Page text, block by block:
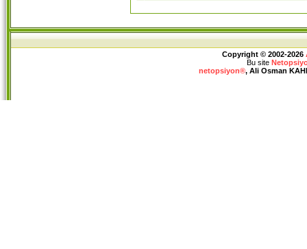
Copyright © 2002-2026
Bu site
netopsiyon®, Ali Osman